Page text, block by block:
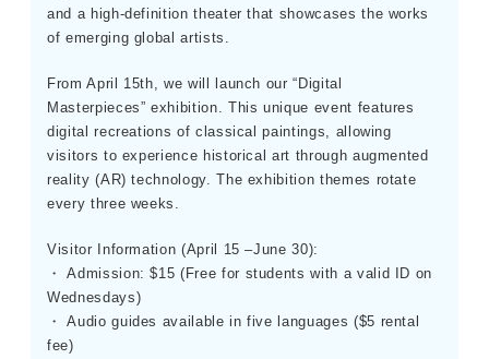
and a high-definition theater that showcases the works
of emerging global artists.
From April 15th, we will launch our “Digital
Masterpieces” exhibition. This unique event features
digital recreations of classical paintings, allowing
visitors to experience historical art through augmented
reality (AR) technology. The exhibition themes rotate
every three weeks.
Visitor Information (April 15 –June 30):
・ Admission: $15 (Free for students with a valid ID on
Wednesdays)
・ Audio guides available in five languages ($5 rental
fee)